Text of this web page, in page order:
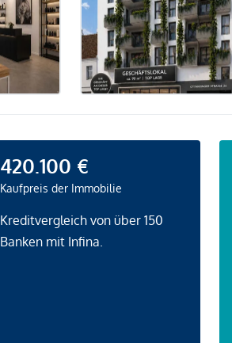
420.100 €
Kaufpreis der Immobilie
Kreditvergleich von über 150
Banken mit Infina.